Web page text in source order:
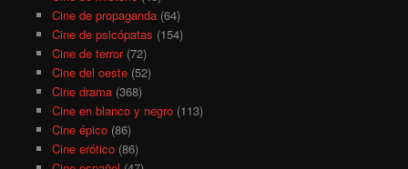
Cine de propaganda(64)
Cine de psicópatas (154)
Cine de terror(72)
Cine del oeste(52)
Cine drama(368)
Cine en blanco y negro(113)
Cine épico(86)
Cine erótico(86)